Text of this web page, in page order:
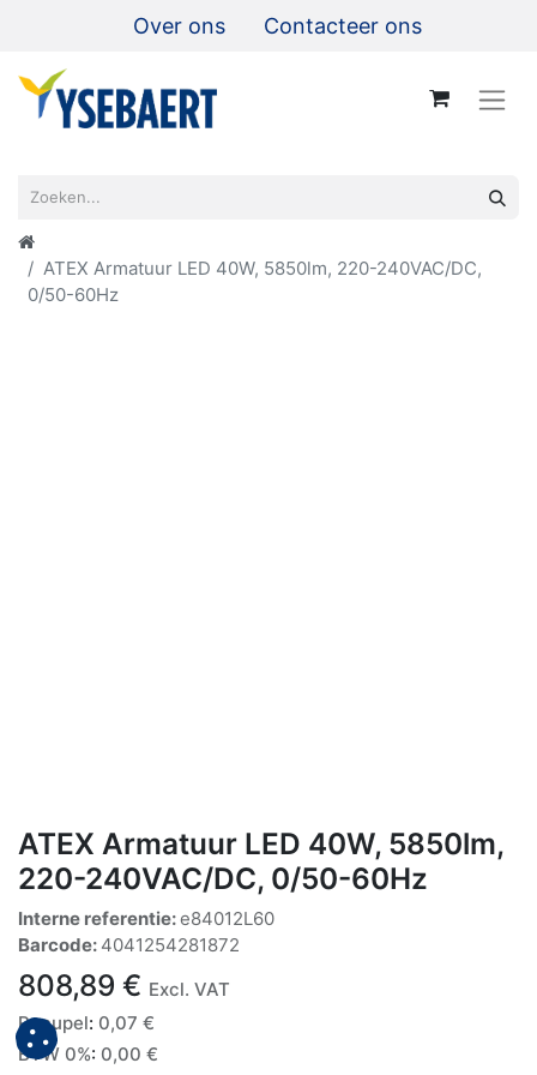
Over ons Contacteer ons
ATEX Armatuur LED 40W, 5850lm, 220-240VAC/DC,
0/50-60Hz
ATEX Armatuur LED 40W, 5850lm,
220-240VAC/DC, 0/50-60Hz
Interne referentie:e84012L60
Barcode: 4041254281872
808,89 € Excl. VAT
Recupel: 0,07 €
BTW 0%: 0,00 €